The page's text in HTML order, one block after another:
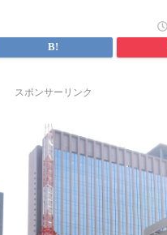
スポンサーリンク